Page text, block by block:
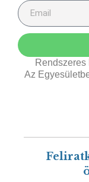
Az